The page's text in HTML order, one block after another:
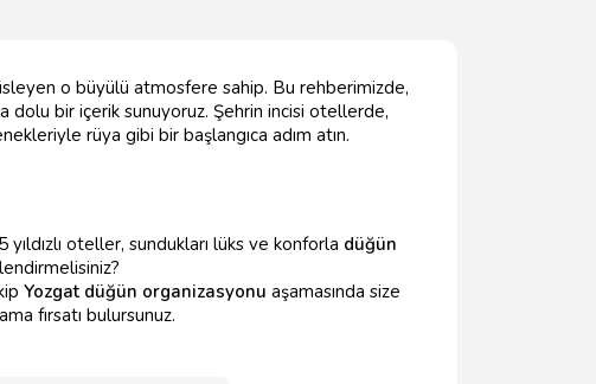
o büyülü atmosfere sahip. Bu rehberimizde,
bir içerik sunuyoruz. Şehrin incisi otellerde,
rüya gibi bir başlangıca adım atın.
oteller, sundukları lüks ve konforla düğün
Yozgat düğün organizasyonu aşamasında size
fırsatı bulursunuz.